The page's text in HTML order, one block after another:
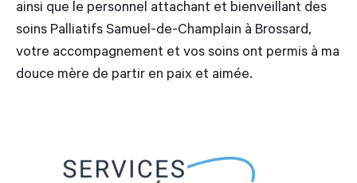
ainsi que le personnel attachant et bienveillant des
soins Palliatifs Samuel-de-Champlain à Brossard,
votre accompagnement et vos soins ont permis à ma
douce mère de partir en paix et aimée.